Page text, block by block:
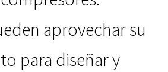
aprovechar su
para diseñar y